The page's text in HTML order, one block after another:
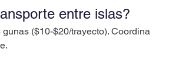
entre islas?
($10-$20/trayecto). Coordina